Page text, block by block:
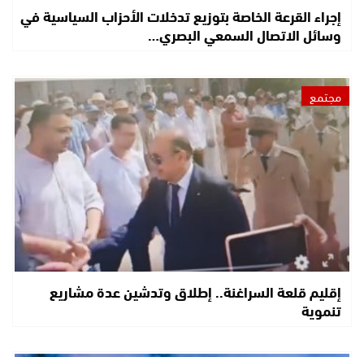
إجراء القرعة الخاصة بتوزيع تدخلات الأحزاب السياسية في
وسائل الاتصال السمعي البصري…
مجتمع
إقليم قلعة السراغنة.. إطلاق وتدشين عدة مشاريع
تنموية